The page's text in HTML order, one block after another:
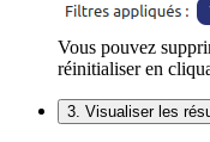
Vous pouvez
réinitialiser en
3. Visualiser les